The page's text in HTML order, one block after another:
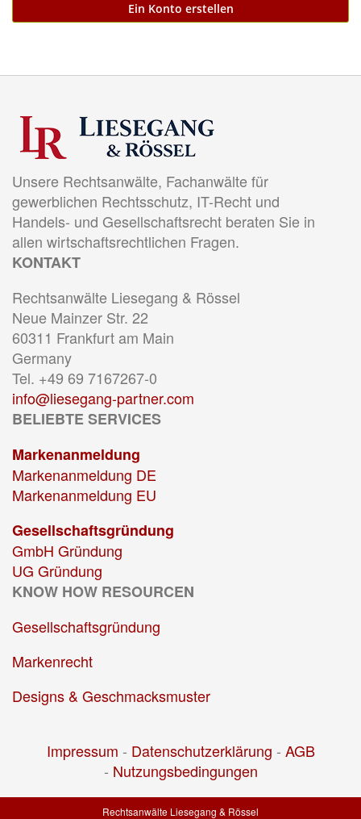
Ein Konto erstellen
Unsere Rechtsanwälte, Fachanwälte für
gewerblichen Rechtsschutz, IT-Recht und
Handels- und Gesellschaftsrecht beraten Sie in
allen wirtschaftsrechtlichen Fragen.
KONTAKT
Rechtsanwälte Liesegang & Rössel
Neue Mainzer Str. 22
60311 Frankfurt am Main
Germany
Tel. +49 69 7167267-0
info@liesegang-partner.com
BELIEBTE SERVICES
Markenanmeldung
Markenanmeldung DE
Markenanmeldung EU
Gesellschaftsgründung
GmbH Gründung
UG Gründung
KNOW HOW RESOURCEN
Gesellschaftsgründung
Markenrecht
Designs & Geschmacksmuster
Impressum - Datenschutzerklärung - AGB
- Nutzungsbedingungen
Rechtsanwälte Liesegang & Rössel